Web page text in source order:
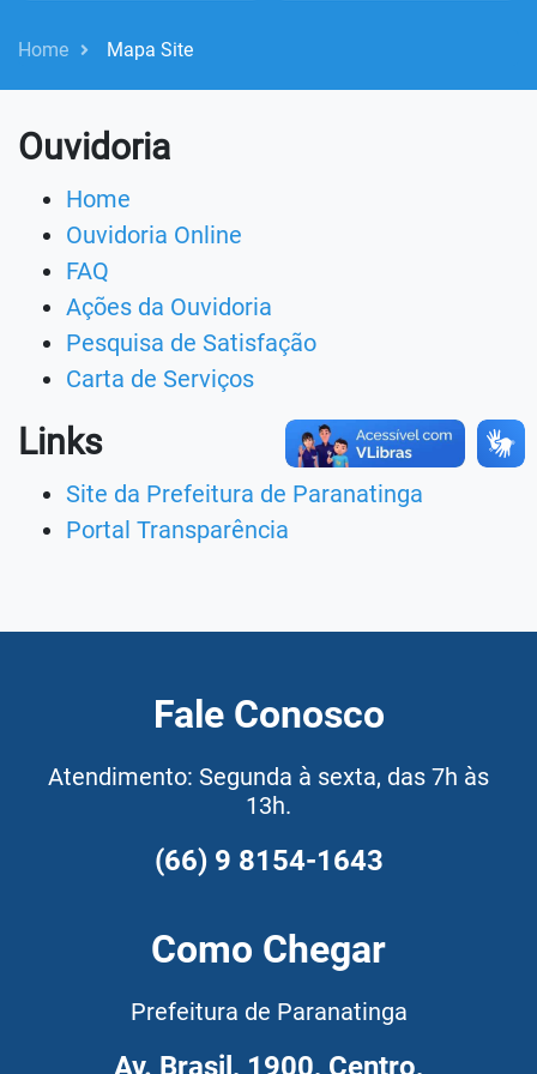
Home Mapa Site
Ouvidoria
Home
Ouvidoria Online
FAQ
Ações da Ouvidoria
Pesquisa de Satisfação
Carta de Serviços
Links
Site da Prefeitura de Paranatinga
Portal Transparência
Fale Conosco
Atendimento: Segunda à sexta, das 7h às
13h.
(66) 9 8154-1643
Como Chegar
Prefeitura de Paranatinga
Av. Brasil, 1900, Centro,